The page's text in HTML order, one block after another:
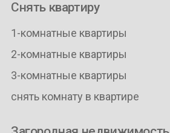
Снять квартиру
1-комнатные квартиры
2-комнатные квартиры
3-комнатные квартиры
снять комнату в квартире